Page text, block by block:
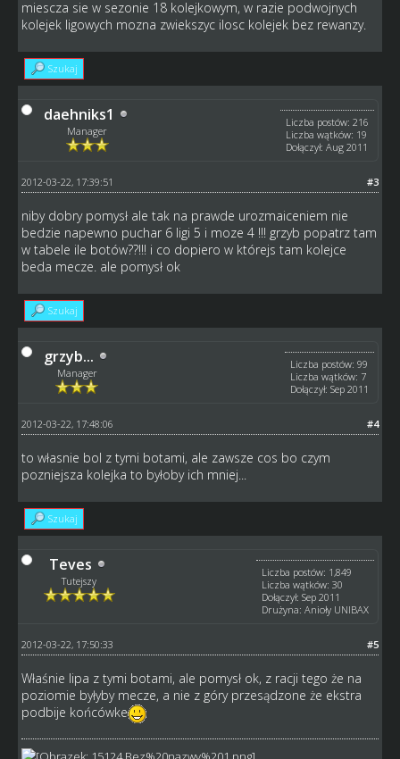
miescza sie w sezonie 18 kolejkowym, w razie podwojnych
kolejek ligowych mozna zwiekszyc ilosc kolejek bez rewanzy.
Szukaj
daehniks1
Manager
Liczba postów: 216
Liczba wątków: 19
Dołączył: Aug 2011
#3
2012-03-22, 17:39:51
niby dobry pomysł ale tak na prawde urozmaiceniem nie
bedzie napewno puchar 6 ligi 5 i moze 4 !!! grzyb popatrz tam
w tabele ile botów??!!! i co dopiero w którejs tam kolejce
beda mecze. ale pomysł ok
Szukaj
grzyb...
Manager
Liczba postów: 99
Liczba wątków: 7
Dołączył: Sep 2011
#4
2012-03-22, 17:48:06
to własnie bol z tymi botami, ale zawsze cos bo czym
pozniejsza kolejka to byłoby ich mniej...
Szukaj
Teves
Tutejszy
Liczba postów: 1,849
Liczba wątków: 30
Dołączył: Sep 2011
Drużyna: Anioły UNIBAX
#5
2012-03-22, 17:50:33
Właśnie lipa z tymi botami, ale pomysł ok, z racji tego że na
poziomie byłyby mecze, a nie z góry przesądzone że ekstra
podbije końcówke